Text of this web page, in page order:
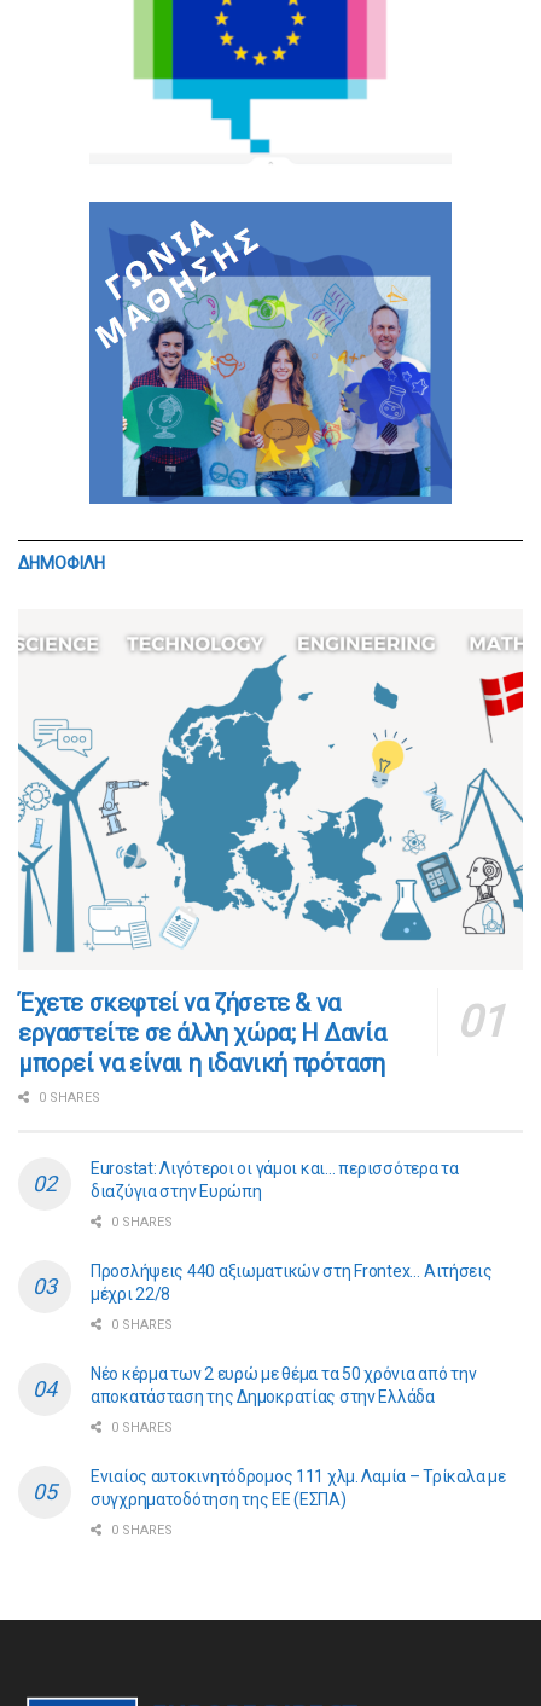
ΔΗΜΟΦΙΛΗ
​​Έχετε σκεφτεί να ζήσετε & να
εργαστείτε σε άλλη χώρα; Η Δανία
μπορεί να είναι η ιδανική πρόταση
0 SHARES
Eurostat: Λιγότεροι οι γάμοι και… περισσότερα τα
διαζύγια στην Ευρώπη
0 SHARES
Προσλήψεις 440 αξιωματικών στη Frontex… Αιτήσεις
μέχρι 22/8
0 SHARES
Νέο κέρμα των 2 ευρώ με θέμα τα 50 χρόνια από την
αποκατάσταση της Δημοκρατίας στην Ελλάδα
0 SHARES
Ενιαίος αυτοκινητόδρομος 111 χλμ. Λαμία – Τρίκαλα με
συγχρηματοδότηση της ΕE (ΕΣΠΑ)
0 SHARES